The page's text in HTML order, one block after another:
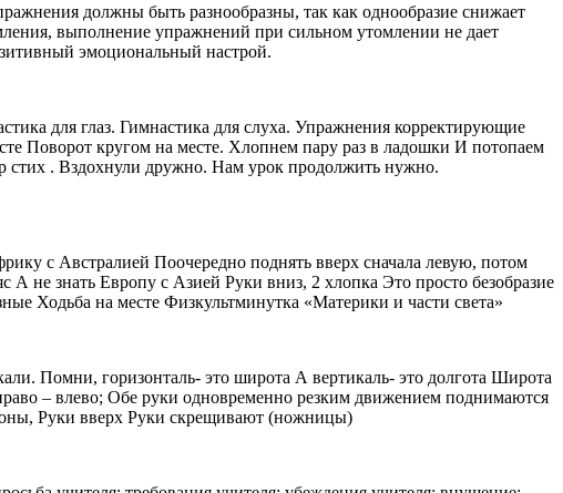
должны быть разнообразны, так как однообразие снижает
выполнение упражнений при сильном утомлении не дает
эмоциональный настрой.
для глаз. Гимнастика для слуха. Упражнения корректирующие
Поворот кругом на месте. Хлопнем пару раз в ладошки И потопаем
стих . Вздохнули дружно. Нам урок продолжить нужно.
с Австралией Поочередно поднять вверх сначала левую, потом
не знать Европу с Азией Руки вниз, 2 хлопка Это просто безобразие
Ходьба на месте Физкультминутка «Материки и части света»
Помни, горизонталь- это широта А вертикаль- это долгота Широта
– влево; Обе руки одновременно резким движением поднимаются
Руки вверх Руки скрещивают (ножницы)